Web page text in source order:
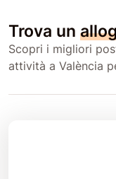
Trova un
Scopri i migliori
attività a València